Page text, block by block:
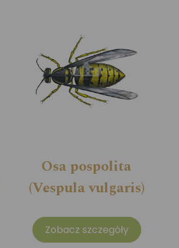
Osa pospolita
(Vespula vulgaris)
Zobacz szczegóły